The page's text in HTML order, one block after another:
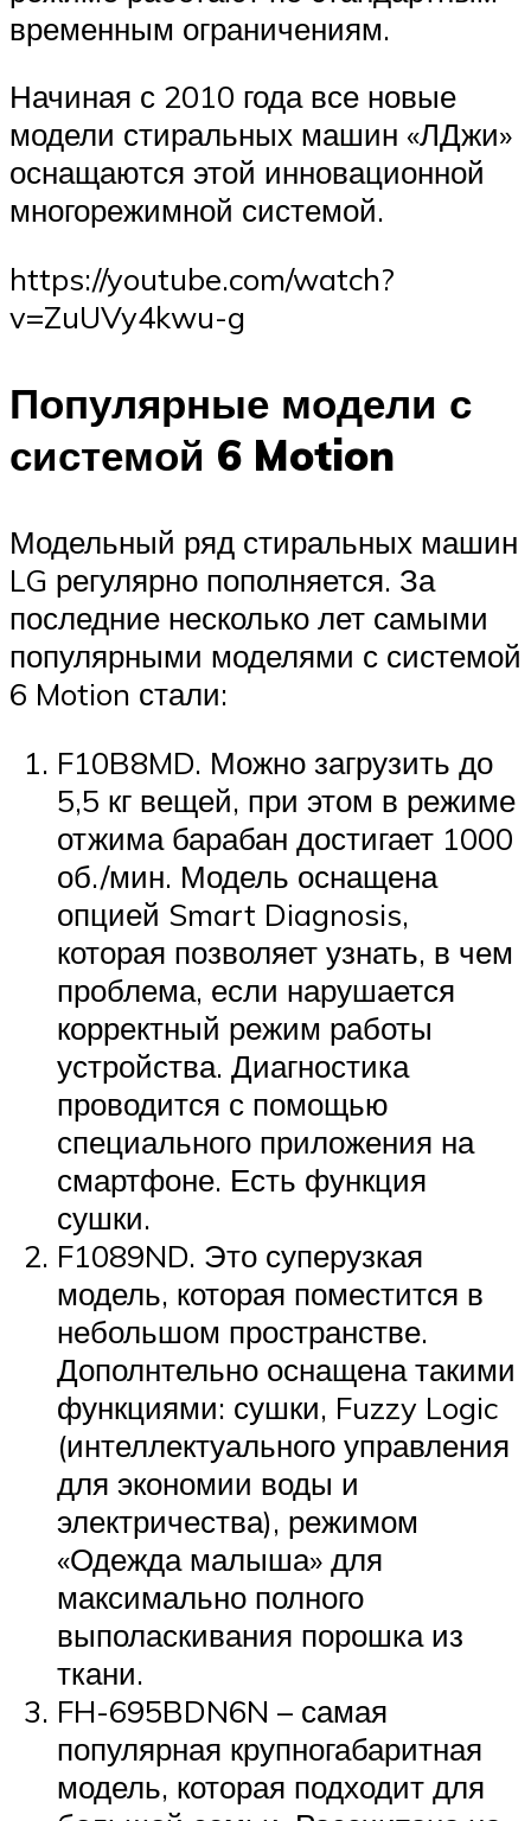
временным ограничениям.
Начиная с 2010 года все новые
модели стиральных машин «ЛДжи»
оснащаются этой инновационной
многорежимной системой.
https://youtube.com/watch?
v=ZuUVy4kwu-g
Популярные модели с
системой 6 Motion
Модельный ряд стиральных машин
LG регулярно пополняется. За
последние несколько лет самыми
популярными моделями с системой
6 Motion стали:
F10B8MD. Можно загрузить до
5,5 кг вещей, при этом в режиме
отжима барабан достигает 1000
об./мин. Модель оснащена
опцией Smart Diagnosis,
которая позволяет узнать, в чем
проблема, если нарушается
корректный режим работы
устройства. Диагностика
проводится с помощью
специального приложения на
смартфоне. Есть функция
сушки.
F1089ND. Это суперузкая
модель, которая поместится в
небольшом пространстве.
Дополнтельно оснащена такими
функциями: сушки, Fuzzy Logic
(интеллектуального управления
для экономии воды и
электричества), режимом
«Одежда малыша» для
максимально полного
выполаскивания порошка из
ткани.
FH-695BDN6N – самая
популярная крупногабаритная
модель, которая подходит для